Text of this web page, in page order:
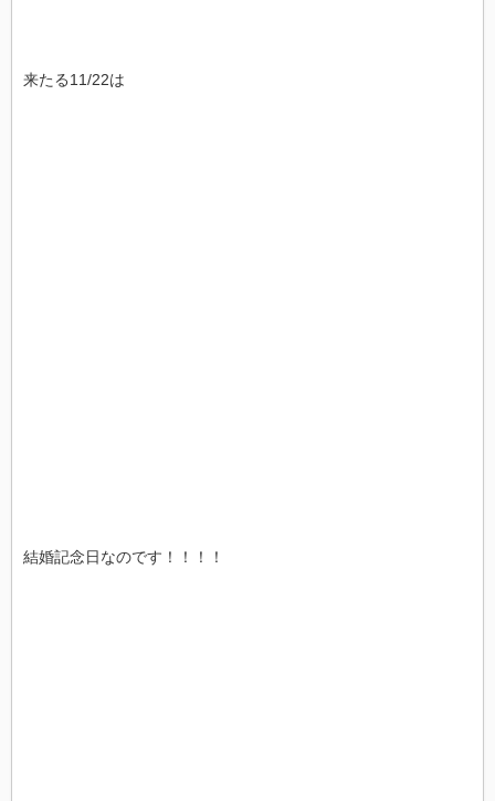
来たる11/22は
結婚記念日なのです！！！！